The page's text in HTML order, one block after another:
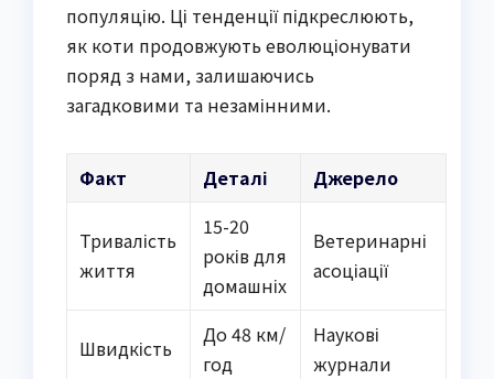
популяцію. Ці тенденції підкреслюють,
як коти продовжують еволюціонувати
поряд з нами, залишаючись
загадковими та незамінними.
Факт Деталі Джерело
Тривалість
життя
15-20
років для
домашніх
Ветеринарні
асоціації
Швидкість
До 48 км/
год
Наукові
журнали